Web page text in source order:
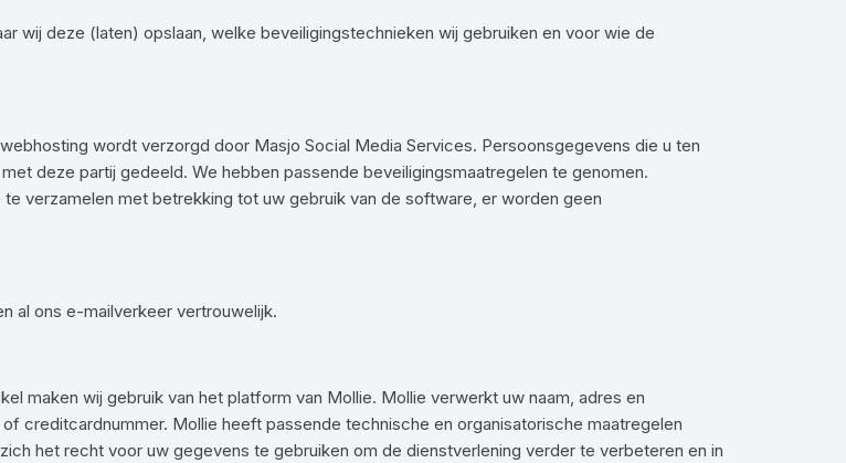
wij deze (laten) opslaan, welke beveiligingstechnieken wij gebruiken en voor wie de
wordt verzorgd door Masjo Social Media Services. Persoonsgegevens die u ten
deze partij gedeeld. We hebben passende beveiligingsmaatregelen te genomen.
verzamelen met betrekking tot uw gebruik van de software, er worden geen
al ons e-mailverkeer vertrouwelijk.
maken wij gebruik van het platform van Mollie. Mollie verwerkt uw naam, adres en
creditcardnummer. Mollie heeft passende technische en organisatorische maatregelen
het recht voor uw gegevens te gebruiken om de dienstverlening verder te verbeteren en in